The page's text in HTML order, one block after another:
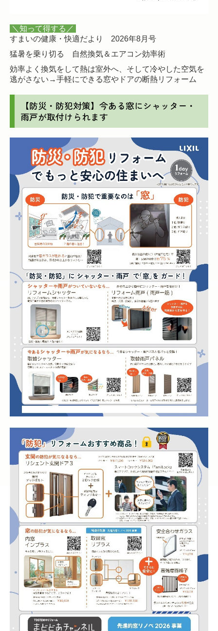
＼知って得する／
すまいの健康・快適だより 2026年8月号
猛暑を乗り切る 自然換気＆エアコン効率術
効率よく換気をして熱は室外へ、そして冷やした空気を
逃がさない→手軽にできる窓やドアの断熱リフォーム
【防災・防犯対策】今ある窓にシャッター・
雨戸が取付けられます